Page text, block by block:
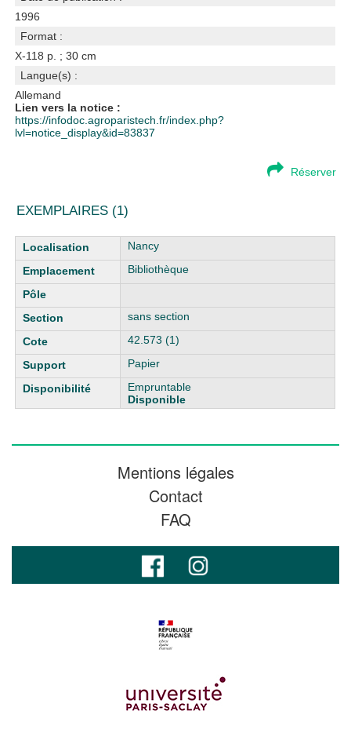
1996
Format :
X-118 p. ; 30 cm
Langue(s) :
Allemand
Lien vers la notice :
https://infodoc.agroparistech.fr/index.php?
lvl=notice_display&id=83837
Réserver
EXEMPLAIRES (1)
Liste des exemplaires
Nancy
Bibliothèque
sans section
42.573 (1)
Papier
Empruntable
Disponible
Mentions légales
Contact
FAQ